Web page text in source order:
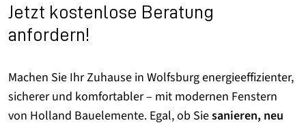
Jetzt kostenlose Beratung
anfordern!
Machen Sie Ihr Zuhause in Wolfsburg energieeffizienter,
sicherer und komfortabler – mit modernen Fenstern
von Holland Bauelemente. Egal, ob Siesanieren, neu